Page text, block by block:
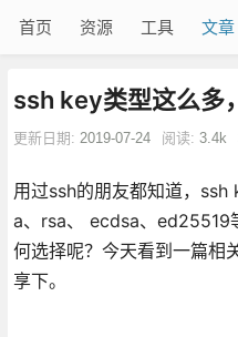
首页 资源 工具 文章
ssh key类型这么多
更新日期: 2019-07-24 阅读: 3.4k
用过ssh的朋友都知道，
a、rsa、 ecdsa、ed25519
何选择呢？今天看到一篇相
享下。